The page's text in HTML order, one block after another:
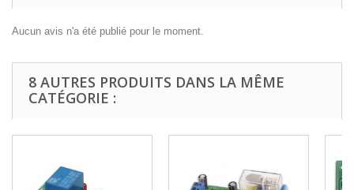
Aucun avis n'a été publié pour le moment.
8 AUTRES PRODUITS DANS LA MÊME
CATÉGORIE :